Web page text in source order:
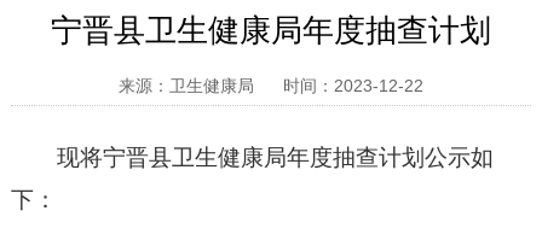
宁晋县卫生健康局年度抽查计划
来源：卫生健康局 时间：2023-12-22
现将宁晋县卫生健康局年度抽查计划公示如
下：